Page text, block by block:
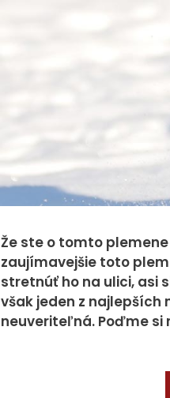
Že ste o tomto
zaujímavejšie toto
stretnúť ho na ulici, asi
však jeden z najlepších
neuveriteľná. Poďme si